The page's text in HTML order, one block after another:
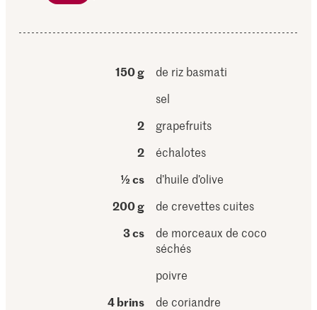
150 g
de riz basmati
sel
2
grapefruits
2
échalotes
½ cs
d’huile d’olive
200 g
de crevettes cuites
3 cs
de morceaux de coco
séchés
poivre
4 brins
de coriandre